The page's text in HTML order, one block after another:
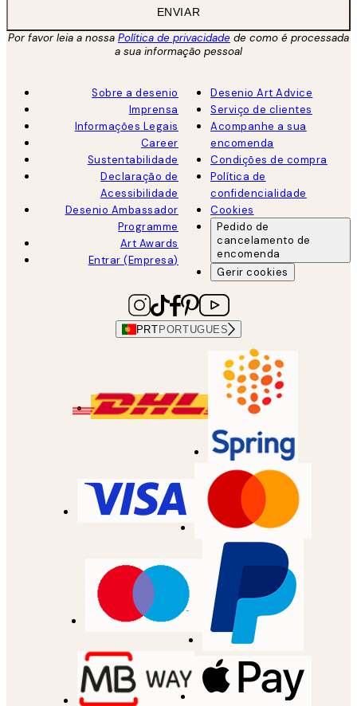
ENVIAR
Por favor leia a nossa Política de privacidade de como é processada
a sua informação pessoal
Sobre a desenio
Imprensa
Informações Legais
Career
Sustentabilidade
Declaração de
Acessibilidade
Desenio Ambassador
Programme
Art Awards
Entrar (Empresa)
Desenio Art Advice
Serviço de clientes
Acompanhe a sua
encomenda
Condições de compra
Política de
confidencialidade
Cookies
Pedido de
cancelamento de
encomenda
Gerir cookies
PRT PORTUGUES